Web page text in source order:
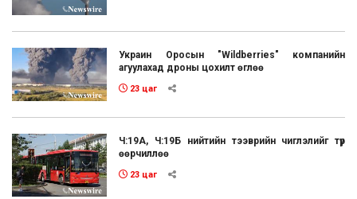
Украин Оросын "Wildberries" компанийн
агуулахад дроны цохилт өглөө
23 цаг
Ч:19А, Ч:19Б нийтийн тээврийн чиглэлийг түр
өөрчиллөө
23 цаг